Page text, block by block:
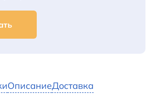
ОписаниеДоставка